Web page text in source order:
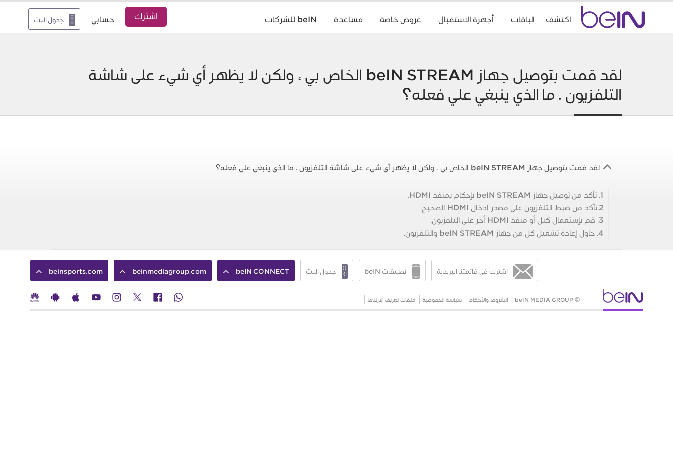
Accueil
beIn
Sports
اكتشف الباقات أجهزة الاستقبال عروض خاصة مساعدة beIN للشركات جدول البث اشترك حسابي
لقد قمت بتوصيل جهاز beIN STREAM الخاص بي ، ولكن لا يظهر أي شيء على شاشة
التلفزيون . ما الذي ينبغي علي فعله؟
B لقد قمت بتوصيل جهاز beIN STREAM الخاص بي ، ولكن لا يظهر أي شيء على شاشة التلفزيون . ما الذي ينبغي علي فعله؟
1. تأكد من توصيل جهاز beIN STREAM بإحكام بمنفذ HDMI.
2.تأكد من ضبط التلفزيون على مصدر إدخال HDMI الصحيح.
3. قم بإستعمال كبل أو منفذ HDMI أخر على التلفزيون.
4. حاول إعادة تشغيل كل من جهاز beIN STREAM والتلفزيون.
اشترك في قائمتنا البريدية تطبيقات beIN جدول البث beIN CONNECT
beinmediagroup.com
beinsports.com
© beIN MEDIA GROUP الشروط والأحكام سياسة الخصوصية ملفات تعريف الارتباط